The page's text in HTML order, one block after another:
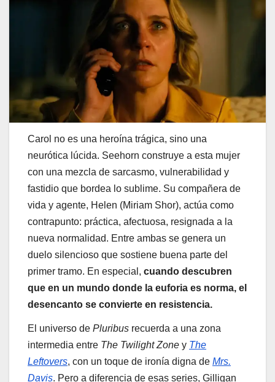
Carol no es una heroína trágica, sino una
neurótica lúcida. Seehorn construye a esta mujer
con una mezcla de sarcasmo, vulnerabilidad y
fastidio que bordea lo sublime. Su compañera de
vida y agente, Helen (Miriam Shor), actúa como
contrapunto: práctica, afectuosa, resignada a la
nueva normalidad. Entre ambas se genera un
duelo silencioso que sostiene buena parte del
primer tramo. En especial, cuando descubren
que en un mundo donde la euforia es norma, el
desencanto se convierte en resistencia.
El universo de Pluribus recuerda a una zona
intermedia entre The Twilight Zone y The
Leftovers, con un toque de ironía digna de Mrs.
Davis. Pero a diferencia de esas series, Gilligan